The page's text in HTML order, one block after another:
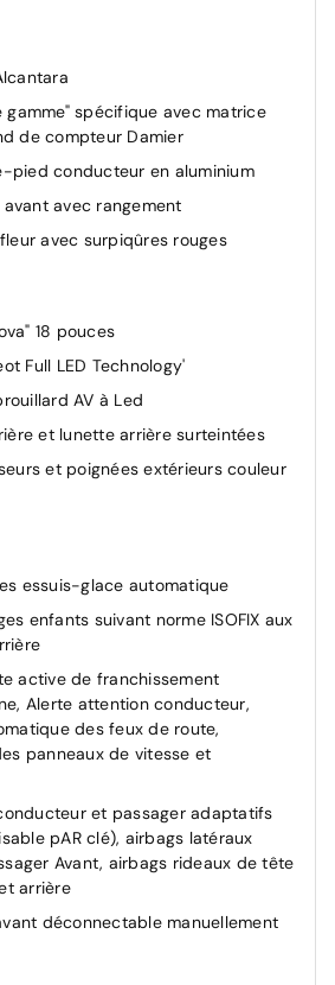
avec enclenchement automatique
à LED : avant et arrière
siège passager (mécanique)
arrière électriques avec
éclairés (conducteur et passager)
à pieds
gamme" spécifique avec matrice
de compteur Damier
pied conducteur en aluminium
avec rangement
avec surpiqûres rouges
18 pouces
Full LED Technology'
AV à Led
et lunette arrière surteintées
et poignées extérieurs couleur
essuis-glace automatique
enfants suivant norme ISOFIX aux
active de franchissement
Alerte attention conducteur,
des feux de route,
panneaux de vitesse et
et passager adaptatifs
pAR clé), airbags latéraux
Avant, airbags rideaux de tête
arrière
déconnectable manuellement
de tous les ouvrants en